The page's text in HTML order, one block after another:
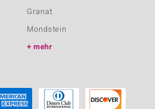
Granat
Mondstein
mehr